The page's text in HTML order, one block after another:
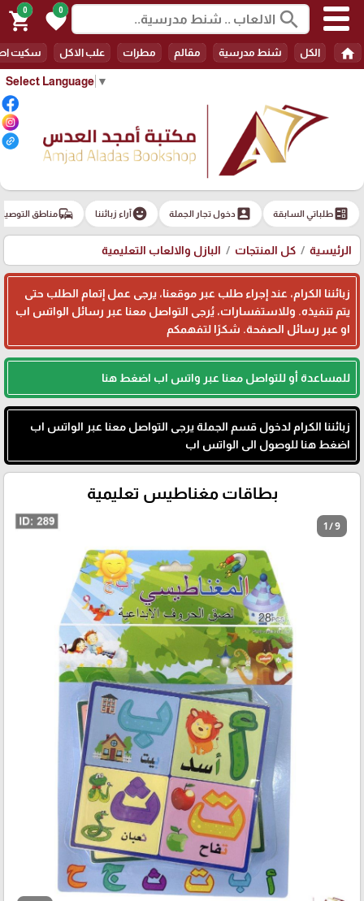
Select Language ▼
search
0
favorite
0
shopping_cart
home الكل شنط مدرسية مقالم مطرات علب الاكل سكيت
ballotطلباتي السابقة account_boxدخول تجار الجملة emoji_emotionsآراء زبائننا commuteمناطق
الرئيسية كل المنتجات البازل والالعاب التعليمية
زبائننا الكرام، عند إجراء طلب عبر موقعنا، يرجى عمل إتمام الطلب حتى
يتم تنفيذه. وللاستفسارات، يُرجى التواصل معنا عبر رسائل الواتس اب
او عبر رسائل الصفحة. شكرًا لتفهمكم
للمساعدة أو للتواصل معنا عبر واتس اب اضغط هنا
زبائننا الكرام لدخول قسم الجملة يرجى التواصل معنا عبر الواتس اب
اضغط هنا للوصول الى الواتس اب
بطاقات مغناطيس تعليمية
1 / 9